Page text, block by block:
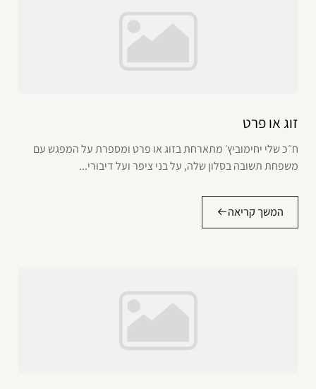
זוג או פרט
ח״כ שלי יחימוביץ׳ מתארחת בזוג או פרט ומספרת על המפגש עם
משפחת תשובה בסלון שלה, על בני ציפר ועל דיבורי...
המשך קריאה